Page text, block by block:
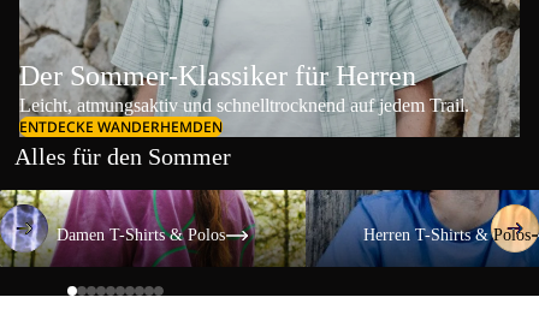
Der Sommer-Klassiker für Herren
Leicht, atmungsaktiv und schnelltrocknend auf jedem Trail.
ENTDECKE WANDERHEMDEN
Alles für den Sommer
Damen T-Shirts & Polos
Damen T-Shirts & Polos
Herren T-Shirts & Polos
Herren T-Shirts & Polos